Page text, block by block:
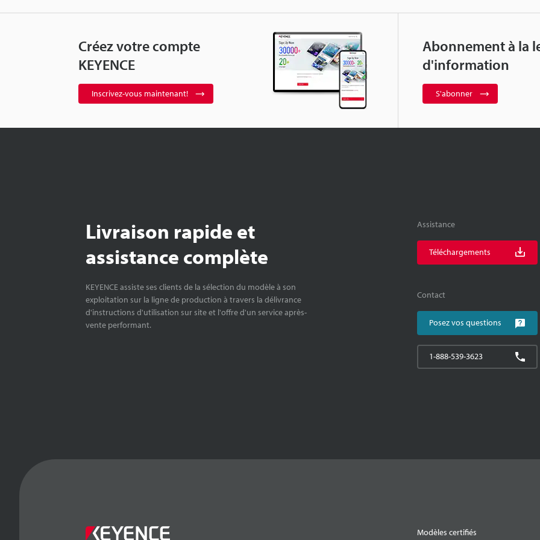
Créez votre compte
KEYENCE
Inscrivez-vous maintenant!
Abonnement à la
d'information
S'abonner
Livraison rapide et
assistance complète
KEYENCE assiste ses clients de la sélection du modèle à son
exploitation sur la ligne de production à travers la délivrance
d'instructions d'utilisation sur site et l'offre d'un service après-
vente performant.
Assistance
Téléchargements
Contact
Posez vos questions
1-888-539-3623
Modèles certifiés